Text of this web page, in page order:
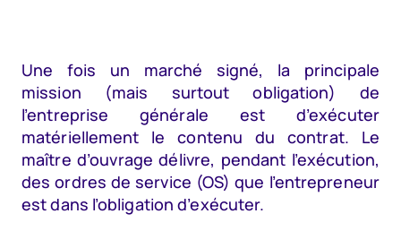
Une fois un marché signé, la principale
mission (mais surtout obligation) de
l’entreprise générale est d’exécuter
matériellement le contenu du contrat. Le
maître d’ouvrage délivre, pendant l’exécution,
des ordres de service (OS) que l’entrepreneur
est dans l’obligation d’exécuter.